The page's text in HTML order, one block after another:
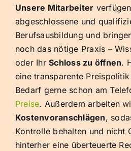
Unsere Mitarbeiter
abgeschlossene und
Berufsausbildung und
noch das nötige Praxis –
oder IhrSchloss zu öffnen.
eine transparente
Bedarf gerne schon am
Preise. Außerdem arbeiten
Kostenvoranschlägen,
Kontrolle behalten und nicht
hinterher eine überteuerte